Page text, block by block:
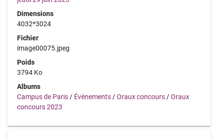
Dimensions
4032*3024
Fichier
image00075.jpeg
Poids
3794 Ko
Albums
Campus de Paris / Évènements /Oraux concours /Oraux
concours 2023